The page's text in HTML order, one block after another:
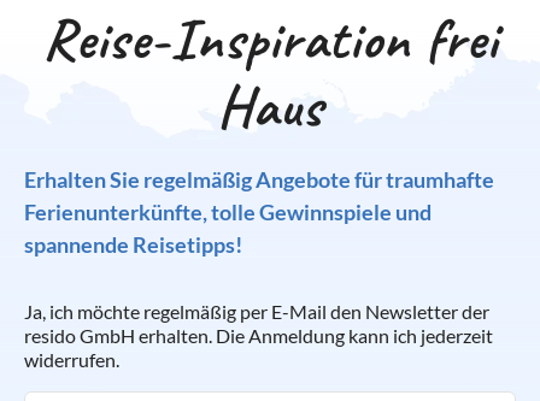
Reise-Inspiration frei
Haus
Erhalten Sie regelmäßig Angebote für traumhafte
Ferienunterkünfte, tolle Gewinnspiele und
spannende Reisetipps!
Ja, ich möchte regelmäßig per E-Mail den Newsletter der
resido GmbH erhalten. Die Anmeldung kann ich jederzeit
widerrufen.